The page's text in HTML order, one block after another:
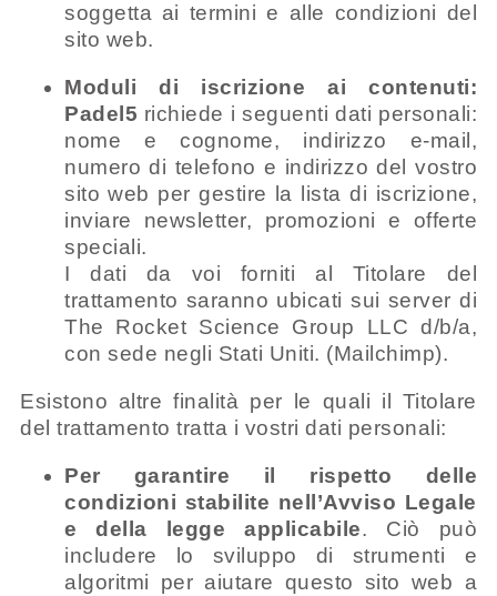
soggetta ai termini e alle condizioni del
sito web.
Moduli di iscrizione ai contenuti:
Padel5 richiede i seguenti dati personali:
nome e cognome, indirizzo e-mail,
numero di telefono e indirizzo del vostro
sito web per gestire la lista di iscrizione,
inviare newsletter, promozioni e offerte
speciali.
I dati da voi forniti al Titolare del
trattamento saranno ubicati sui server di
The Rocket Science Group LLC d/b/a,
con sede negli Stati Uniti. (Mailchimp).
Esistono altre finalità per le quali il Titolare
del trattamento tratta i vostri dati personali:
Per garantire il rispetto delle
condizioni stabilite nell’Avviso Legale
e della legge applicabile. Ciò può
includere lo sviluppo di strumenti e
algoritmi per aiutare questo sito web a